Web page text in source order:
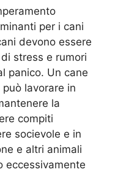
per i cani
devono essere
stress e rumori
panico. Un cane
lavorare in
la
compiti
socievole e in
e altri animali
eccessivamente